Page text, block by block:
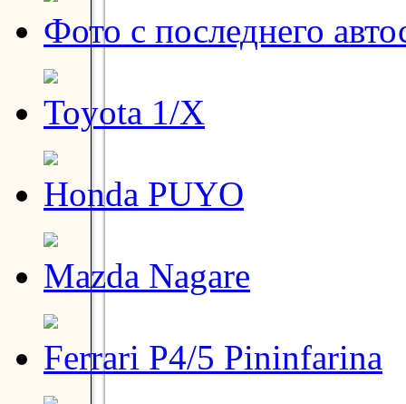
Фото с последнего
Toyota 1/X
Honda PUYO
Mazda Nagare
Ferrari P4/5 Pininfarina